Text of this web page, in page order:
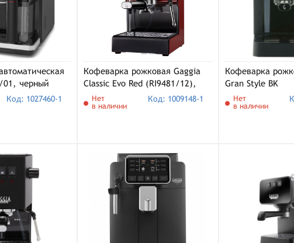
01, черный
Код: 1027460-1
Кофеварка рожковая Gaggia
Classic Evo Red (RI9481/12),
красный
Нет
в наличии
Код: 1009148-1
Кофеварка
Gran Style BK
Нет
в наличии